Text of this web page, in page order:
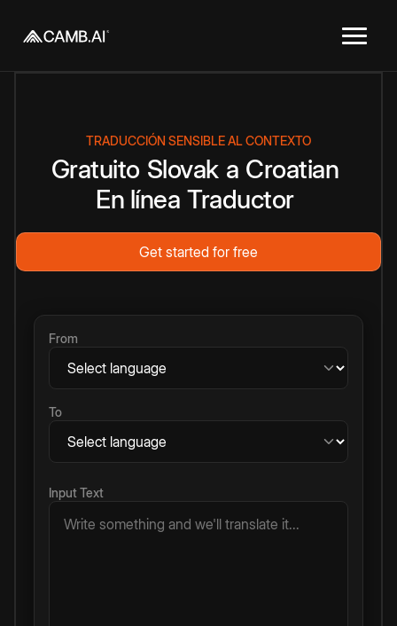
TRADUCCIÓN SENSIBLE AL CONTEXTO
Gratuito Slovak a Croatian
En línea Traductor
Get started for free
From
To
Input Text